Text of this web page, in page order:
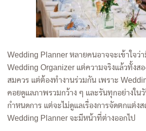
Wedding Planner หลายคนอาจจะเข้าใจว่
Wedding Organizer แต่ความจริงแล้วทั้งส
สมควร แต่ต้องทำงานร่วมกัน เพราะ
คอยดูแลภาพรวมกว้าง ๆ และรันทุกอย่างในวั
กำหนดการ แต่จะไม่ดูแลเรื่องการจัดตกแต่ง
Wedding Planner จะมีหน้าที่ต่างออกไป